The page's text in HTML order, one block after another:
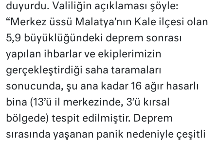
duyurdu. Valiliğin açıklaması şöyle:
“Merkez üssü Malatya’nın Kale ilçesi olan
5,9 büyüklüğündeki deprem sonrası
yapılan ihbarlar ve ekiplerimizin
gerçekleştirdiği saha taramaları
sonucunda, şu ana kadar 16 ağır hasarlı
bina (13’ü il merkezinde, 3’ü kırsal
bölgede) tespit edilmiştir. Deprem
sırasında yaşanan panik nedeniyle çeşitli